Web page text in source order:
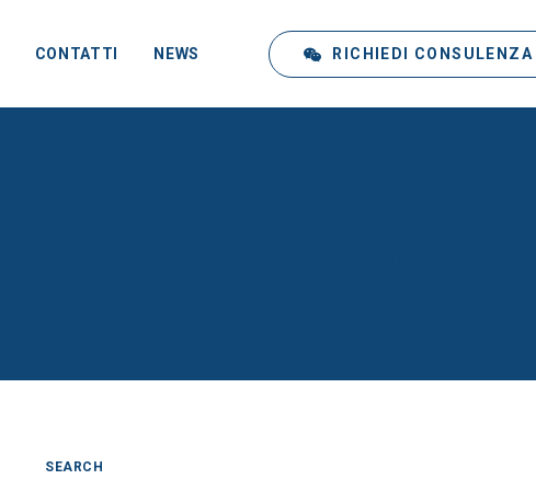
CONTATTI NEWS RICHIEDI CONSULENZA
SEARCH